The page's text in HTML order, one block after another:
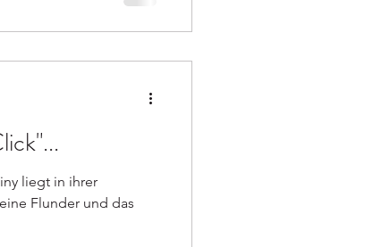
liegt in ihrer
Flunder und das